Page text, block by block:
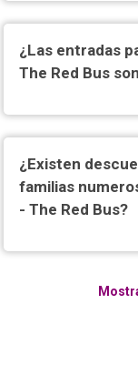
¿Las entradas
The Red Bus
¿Existen
familias
- The Red Bus?